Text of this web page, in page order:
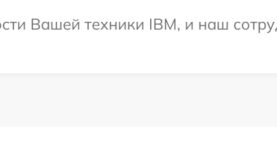
Вашей техники IBM, и наш